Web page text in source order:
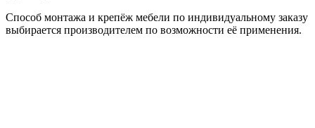
Способ монтажа и крепёж мебели по индивидуальному заказу
выбирается производителем по возможности её применения.